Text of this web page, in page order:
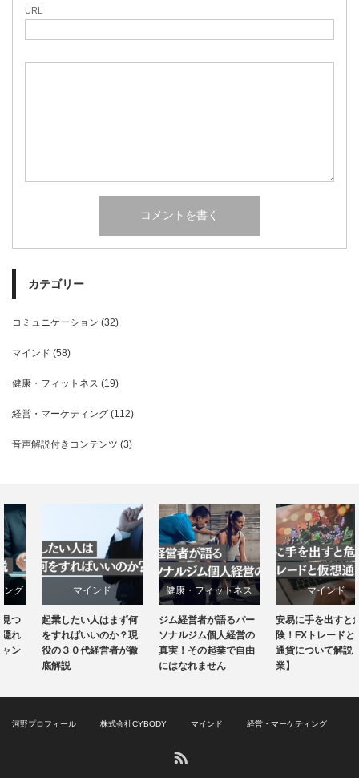
URL
カテゴリー
コミュニケーション (32)
マインド (58)
健康・フィットネス (19)
経営・マーケティング (112)
音声解説付きコンテンツ (3)
マインド
経営・マーケティング
起業したい人はまず何
をすればいいのか？現
役の３０代経営者が徹
健康・フィットネス
経営・マーケティング
ジム経営者が語るパー
ソナルジム個人経営の
真実！その起業で自由
にはなれません
マインド
経営・マーケティング
安易に手を出すと危
険！FXトレードと仮想
通貨について解説【副
河野プロフィール 株式会社CYBODY マインド 経営・マーケティング